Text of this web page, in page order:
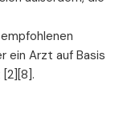
ein Arzt auf Basis